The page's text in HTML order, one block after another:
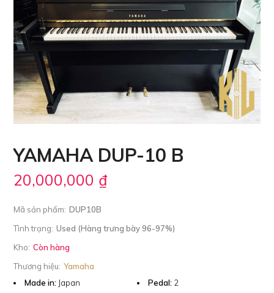
YAMAHA DUP-10 B
20,000,000 ₫
Mã sản phẩm: DUP10B
Tình trạng: Used (Hàng trưng bày 96-97%)
Kho: Còn hàng
Thương hiệu: Yamaha
Made in: Japan
Pedal: 2